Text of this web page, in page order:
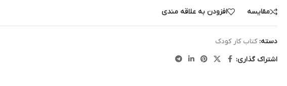
مقایسه افزودن به علاقه مندی
دسته: کتاب کار کودک
اشتراک گذاری: